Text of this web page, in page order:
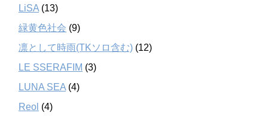
LiSA (13)
緑黄色社会 (9)
凛として時雨(TKソロ含む) (12)
LE SSERAFIM (3)
LUNA SEA (4)
Reol (4)